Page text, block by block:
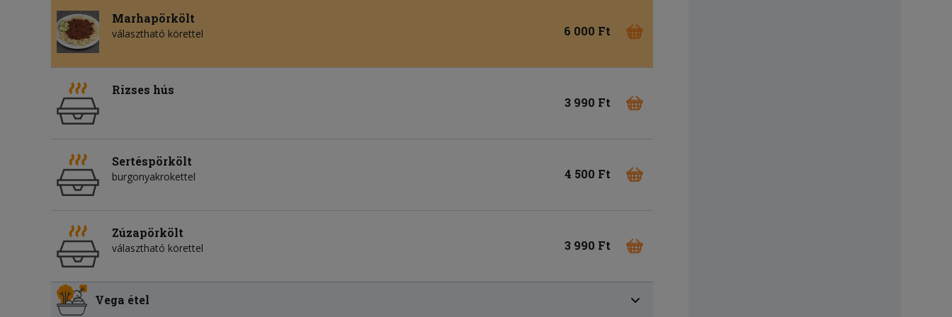
Marhapörkölt
választható körettel 6 000 Ft
Rizses hús
3 990 Ft
Sertéspörkölt
burgonyakrokettel 4 500 Ft
Zúzapörkölt
választható körettel 3 990 Ft
Vega étel